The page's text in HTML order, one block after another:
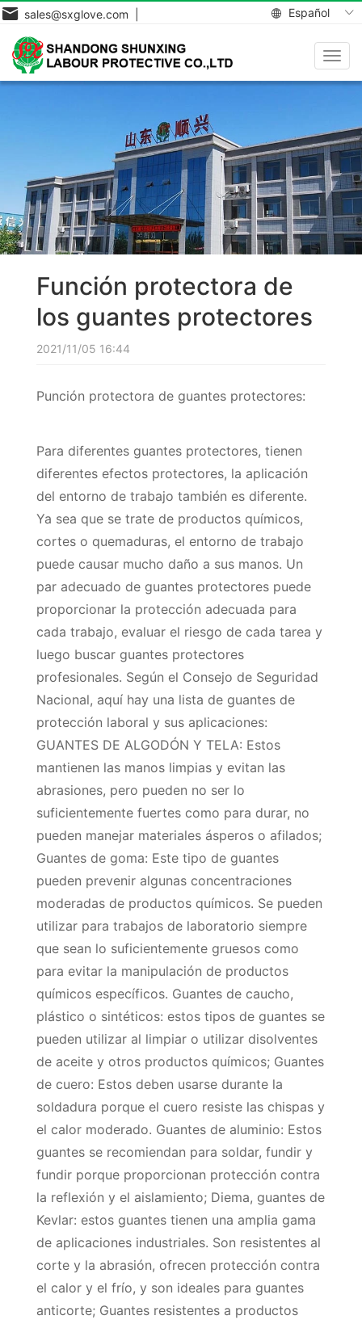
Español
sales@sxglove.com |
Función protectora de
los guantes protectores
2021/11/05 16:44
Punción protectora de guantes protectores:
Para diferentes guantes protectores, tienen
diferentes efectos protectores, la aplicación
del entorno de trabajo también es diferente.
Ya sea que se trate de productos químicos,
cortes o quemaduras, el entorno de trabajo
puede causar mucho daño a sus manos. Un
par adecuado de guantes protectores puede
proporcionar la protección adecuada para
cada trabajo, evaluar el riesgo de cada tarea y
luego buscar guantes protectores
profesionales. Según el Consejo de Seguridad
Nacional, aquí hay una lista de guantes de
protección laboral y sus aplicaciones:
GUANTES DE ALGODÓN Y TELA: Estos
mantienen las manos limpias y evitan las
abrasiones, pero pueden no ser lo
suficientemente fuertes como para durar, no
pueden manejar materiales ásperos o afilados;
Guantes de goma: Este tipo de guantes
pueden prevenir algunas concentraciones
moderadas de productos químicos. Se pueden
utilizar para trabajos de laboratorio siempre
que sean lo suficientemente gruesos como
para evitar la manipulación de productos
químicos específicos. Guantes de caucho,
plástico o sintéticos: estos tipos de guantes se
pueden utilizar al limpiar o utilizar disolventes
de aceite y otros productos químicos; Guantes
de cuero: Estos deben usarse durante la
soldadura porque el cuero resiste las chispas y
el calor moderado. Guantes de aluminio: Estos
guantes se recomiendan para soldar, fundir y
fundir porque proporcionan protección contra
la reflexión y el aislamiento; Diema, guantes de
Kevlar: estos guantes tienen una amplia gama
de aplicaciones industriales. Son resistentes al
corte y la abrasión, ofrecen protección contra
el calor y el frío, y son ideales para guantes
anticorte; Guantes resistentes a productos